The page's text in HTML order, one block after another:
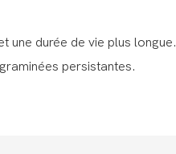
une durée de vie plus longue.
persistantes.